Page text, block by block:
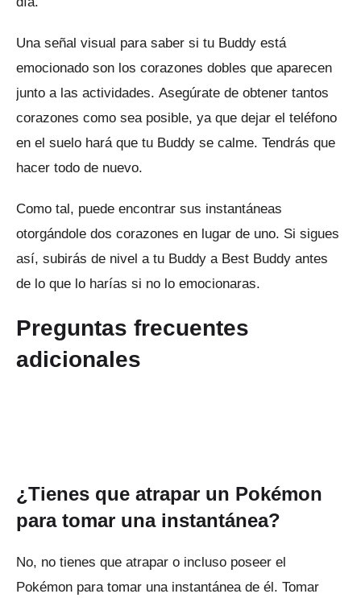
Una señal visual para saber si tu Buddy está
emocionado son los corazones dobles que aparecen
junto a las actividades. Asegúrate de obtener tantos
corazones como sea posible, ya que dejar el teléfono
en el suelo hará que tu Buddy se calme. Tendrás que
hacer todo de nuevo.
Como tal, puede encontrar sus instantáneas
otorgándole dos corazones en lugar de uno. Si sigues
así, subirás de nivel a tu Buddy a Best Buddy antes
de lo que lo harías si no lo emocionaras.
Preguntas frecuentes
adicionales
¿Tienes que atrapar un Pokémon
para tomar una instantánea?
No, no tienes que atrapar o incluso poseer el
Pokémon para tomar una instantánea de él. Tomar